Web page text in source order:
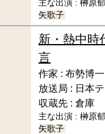
主な出演 : 榊原
矢歌子
新・熱中時
言
作家 : 布勢博一
放送局 : 日本
収蔵先 : 倉庫
主な出演 : 榊原
矢歌子